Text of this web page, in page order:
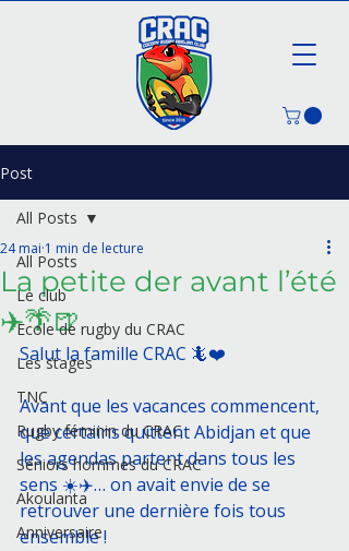
Post
All Posts
Le club
Ecole de rugby du CRAC
Les stages
TNC
Rugby féminin du CRAC
Séniors hommes du CRAC
Akoulanta
Anniversaire
All Posts
La petite der avant l’été
✈️🌴🍺
24 mai 1 min de lecture
Salut la famille CRAC 🦎❤️
Avant que les vacances commencent,
que certains quittent Abidjan et que
les agendas partent dans tous les
sens ☀️✈️… on avait envie de se
retrouver une dernière fois tous
ensemble !